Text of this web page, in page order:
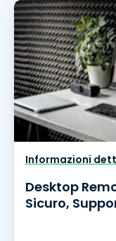
Informazioni
Desktop
Sicuro,